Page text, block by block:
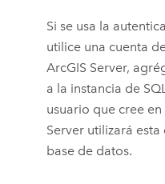
Si se usa la
utilice una cuenta
ArcGIS Server,
a la instancia de
usuario que cree
Server utilizará esta
base de datos.